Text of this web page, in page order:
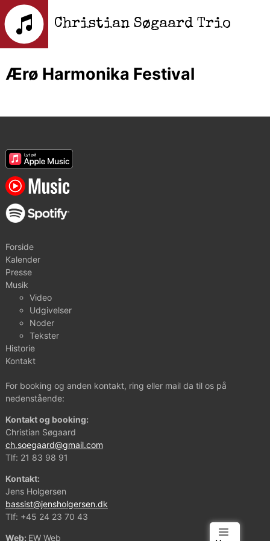
Christian Søgaard Trio
Ærø Harmonika Festival
Forside
Kalender
Presse
Musik
Video
Udgivelser
Noder
Tekster
Historie
Kontakt
For booking og anden kontakt, ring eller mail da til os på
nedenstående:
Kontakt og booking:
Christian Søgaard
ch.soegaard@gmail.com
Tlf: 21 83 98 91
Kontakt:
Jens Holgersen
bassist@jensholgersen.dk
Tlf: +45 24 23 70 43
Web: EW Web